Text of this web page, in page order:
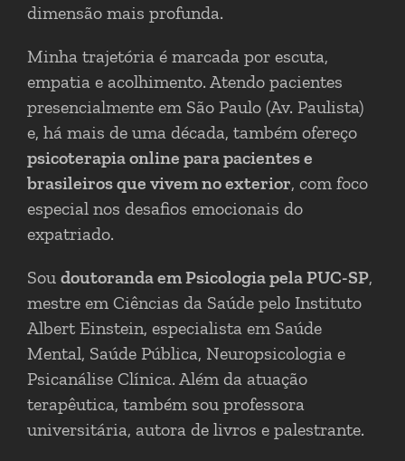
dimensão mais profunda.
Minha trajetória é marcada por escuta,
empatia e acolhimento. Atendo pacientes
presencialmente em São Paulo (Av. Paulista)
e, há mais de uma década, também ofereço
psicoterapia online para pacientes e
brasileiros que vivem no exterior, com foco
especial nos desafios emocionais do
expatriado.
Sou doutoranda em Psicologia pela PUC-SP,
mestre em Ciências da Saúde pelo Instituto
Albert Einstein, especialista em Saúde
Mental, Saúde Pública, Neuropsicologia e
Psicanálise Clínica. Além da atuação
terapêutica, também sou professora
universitária, autora de livros e palestrante.